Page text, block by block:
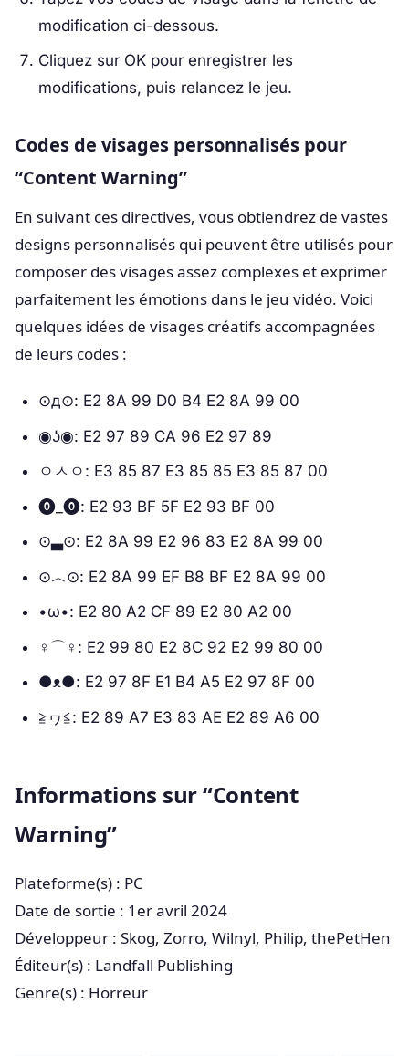
modification ci-dessous.
Cliquez sur OK pour enregistrer les
modifications, puis relancez le jeu.
Codes de visages personnalisés pour
“Content Warning”
En suivant ces directives, vous obtiendrez de vastes
designs personnalisés qui peuvent être utilisés pour
composer des visages assez complexes et exprimer
parfaitement les émotions dans le jeu vidéo. Voici
quelques idées de visages créatifs accompagnées
de leurs codes :
⊙д⊙: E2 8A 99 D0 B4 E2 8A 99 00
◉ʖ◉: E2 97 89 CA 96 E2 97 89
ㅇㅅㅇ: E3 85 87 E3 85 85 E3 85 87 00
⓿_⓿: E2 93 BF 5F E2 93 BF 00
⊙▃⊙: E2 8A 99 E2 96 83 E2 8A 99 00
⊙︿⊙: E2 8A 99 EF B8 BF E2 8A 99 00
•ω•: E2 80 A2 CF 89 E2 80 A2 00
♀⌒♀: E2 99 80 E2 8C 92 E2 99 80 00
●ᴥ●: E2 97 8F E1 B4 A5 E2 97 8F 00
≧ヮ≦: E2 89 A7 E3 83 AE E2 89 A6 00
Informations sur “Content
Warning”
Plateforme(s) : PC
Date de sortie : 1er avril 2024
Développeur : Skog, Zorro, Wilnyl, Philip, thePetHen
Éditeur(s) : Landfall Publishing
Genre(s) : Horreur